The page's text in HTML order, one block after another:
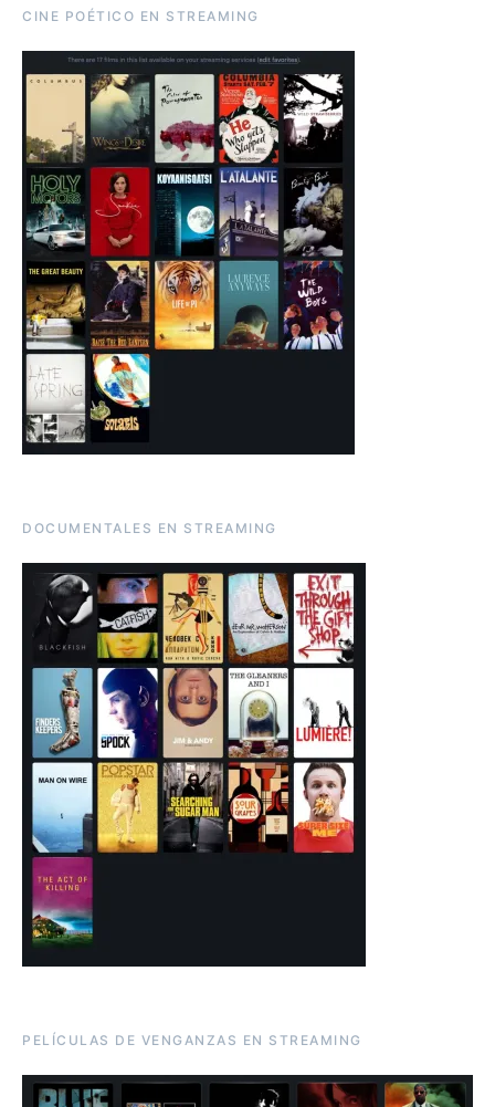
CINE POÉTICO EN STREAMING
DOCUMENTALES EN STREAMING
PELÍCULAS DE VENGANZAS EN STREAMING